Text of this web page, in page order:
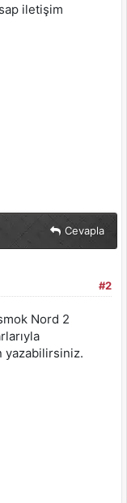
iletişim
Cevapla
#2
Nord 2
yazabilirsiniz.